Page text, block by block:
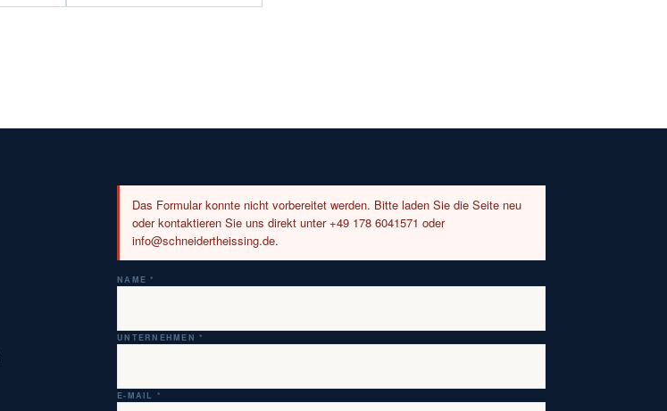
Das Formular konnte nicht vorbereitet werden. Bitte laden Sie die Seite neu
oder kontaktieren Sie uns direkt unter +49 178 6041571 oder
info@schneidertheissing.de.
NAME *
UNTERNEHMEN *
E-MAIL *